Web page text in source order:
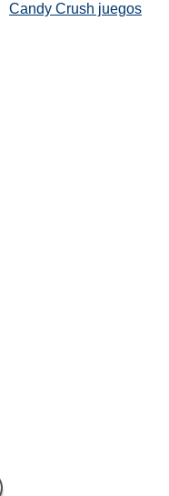
Candy Crush juegos